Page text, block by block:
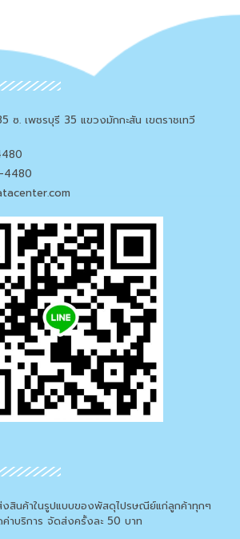
ซ. เพชรบุรี 35 แขวงมักกะสัน เขตราชเทวี
4480
งสินค้าในรูปแบบของพัสดุไปรษณีย์แก่ลูกค้าทุกๆ
ค่าบริการ จัดส่งครั้งละ 50 บาท